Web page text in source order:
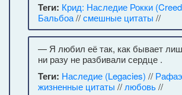
Теги: Крид: Наследие Рокки
Бальбоа//смешные цитаты //
— Я любил её так, как бывает
ни разу не разбивали сердце .
Теги: Наследие (Legacies) //
жизненные цитаты // любовь//